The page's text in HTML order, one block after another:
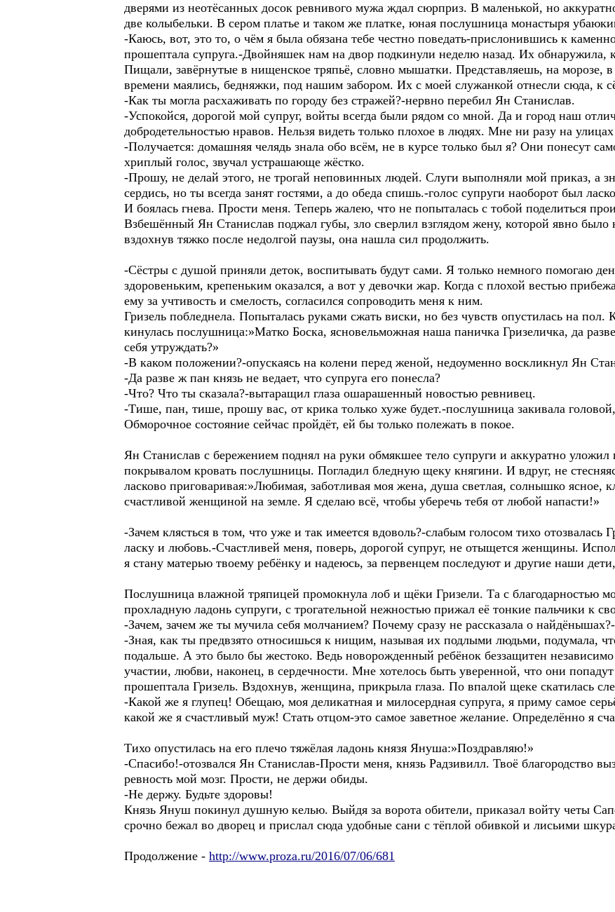
дверями из неотёсанных досок ревнивого мужа ждал сюрприз. В маленькой, но
две колыбельки. В сером платье и таком же платке, юная послушница монастыря
-Каюсь, вот, это то, о чём я была обязана тебе честно поведать-прислонившись к
прошептала супруга.-Двойняшек нам на двор подкинули неделю назад. Их обнаружила,
Пищали, завёрнутые в нищенское тряпьё, словно мышатки. Представляешь, на морозе, в
времени маялись, бедняжки, под нашим забором. Их с моей служанкой отнесли сюда, к
-Как ты могла расхаживать по городу без стражей?-нервно перебил Ян Станислав.
-Успокойся, дорогой мой супруг, войты всегда были рядом со мной. Да и город наш
добродетельностью нравов. Нельзя видеть только плохое в людях. Мне ни разу на
-Получается: домашняя челядь знала обо всём, не в курсе только был я? Они понесут
хриплый голос, звучал устрашающе жёстко.
-Прошу, не делай этого, не трогай неповинных людей. Слуги выполняли мой приказ, а
сердись, но ты всегда занят гостями, а до обеда спишь.-голос супруги наоборот был
И боялась гнева. Прости меня. Теперь жалею, что не попыталась с тобой поделиться
Взбешённый Ян Станислав поджал губы, зло сверлил взглядом жену, которой явно было
вздохнув тяжко после недолгой паузы, она нашла сил продолжить.
-Сёстры с душой приняли деток, воспитывать будут сами. Я только немного помогаю
здоровеньким, крепеньким оказался, а вот у девочки жар. Когда с плохой вестью
ему за учтивость и смелость, согласился сопроводить меня к ним.
Гризель побледнела. Попыталась руками сжать виски, но без чувств опустилась на
кинулась послушница:»Матко Боска, ясновельможная наша паничка Гризеличка, да
себя утруждать?»
-В каком положении?-опускаясь на колени перед женой, недоуменно воскликнул Ян
-Да разве ж пан князь не ведает, что супруга его понесла?
-Что? Что ты сказала?-вытаращил глаза ошарашенный новостью ревнивец.
-Тише, пан, тише, прошу вас, от крика только хуже будет.-послушница закивала
Обморочное состояние сейчас пройдёт, ей бы только полежать в покое.
Ян Станислав с бережением поднял на руки обмякшее тело супруги и аккуратно уложил
покрывалом кровать послушницы. Погладил бледную щеку княгини. И вдруг, не
ласково приговаривая:»Любимая, заботливая моя жена, душа светлая, солнышко ясное,
счастливой женщиной на земле. Я сделаю всё, чтобы уберечь тебя от любой напасти!»
-Зачем клясться в том, что уже и так имеется вдоволь?-слабым голосом тихо отозвалась
ласку и любовь.-Счастливей меня, поверь, дорогой супруг, не отыщется женщины.
я стану матерью твоему ребёнку и надеюсь, за первенцем последуют и другие наши
Послушница влажной тряпицей промокнула лоб и щёки Гризели. Та с благодарностью
прохладную ладонь супруги, с трогательной нежностью прижал её тонкие пальчики к
-Зачем, зачем же ты мучила себя молчанием? Почему сразу не рассказала о
-Зная, как ты предвзято относишься к нищим, называя их подлыми людьми, подумала,
подальше. А это было бы жестоко. Ведь новорожденный ребёнок беззащитен
участии, любви, наконец, в сердечности. Мне хотелось быть уверенной, что они
прошептала Гризель. Вздохнув, женщина, прикрыла глаза. По впалой щеке скатилась
-Какой же я глупец! Обещаю, моя деликатная и милосердная супруга, я приму самое
какой же я счастливый муж! Стать отцом-это самое заветное желание. Определённо я
Тихо опустилась на его плечо тяжёлая ладонь князя Януша:»Поздравляю!»
-Спасибо!-отозвался Ян Станислав-Прости меня, князь Радзивилл. Твоё благородство
ревность мой мозг. Прости, не держи обиды.
-Не держу. Будьте здоровы!
Князь Януш покинул душную келью. Выйдя за ворота обители, приказал войту четы
срочно бежал во дворец и прислал сюда удобные сани с тёплой обивкой и лисьими
Продолжение - http://www.proza.ru/2016/07/06/681